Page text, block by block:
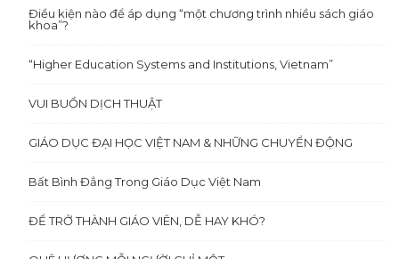
Điều kiện nào để áp dụng “một chương trình nhiều sách giáo
khoa”?
“Higher Education Systems and Institutions, Vietnam”
VUI BUỒN DỊCH THUẬT
GIÁO DỤC ĐẠI HỌC VIỆT NAM & NHỮNG CHUYỂN ĐỘNG
Bất Bình Đẳng Trong Giáo Dục Việt Nam
ĐỂ TRỞ THÀNH GIÁO VIÊN, DỄ HAY KHÓ?